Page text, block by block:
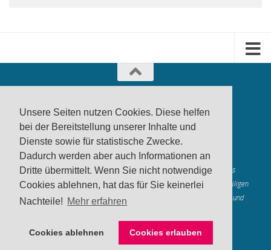
Unsere Seiten nutzen Cookies. Diese helfen
bei der Bereitstellung unserer Inhalte und
Dienste sowie für statistische Zwecke.
Dadurch werden aber auch Informationen an
Dritte übermittelt. Wenn Sie nicht notwendige
Cookies ablehnen, hat das für Sie keinerlei
Nachteile! Mehr erfahren
Cookies ablehnen Cookies erlauben
produktwarnung.eu - 2007-2026
Made in Gerstetten |Medienzentrum Gerstetten
Alle genannten Marken, Warenzeichen und Logos innerhalb dieses
Medienangebotes sind durch die Marken- und Urheberechte der jeweiligen
Rechteinhaber geschützt, und dienen lediglich der Berichterstattung und